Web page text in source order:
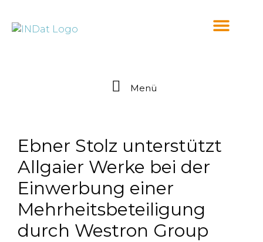
Menü
Ebner Stolz unterstützt
Allgaier Werke bei der
Einwerbung einer
Mehrheitsbeteiligung
durch Westron Group